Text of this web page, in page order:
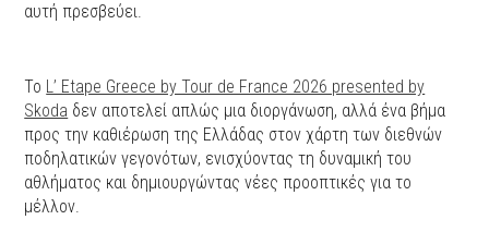
αυτή πρεσβεύει.
Το L’ Etape Greece by Tour de France 2026 presented by
Skoda δεν αποτελεί απλώς μια διοργάνωση, αλλά ένα βήμα
προς την καθιέρωση της Ελλάδας στον χάρτη των διεθνών
ποδηλατικών γεγονότων, ενισχύοντας τη δυναμική του
αθλήματος και δημιουργώντας νέες προοπτικές για το
μέλλον.